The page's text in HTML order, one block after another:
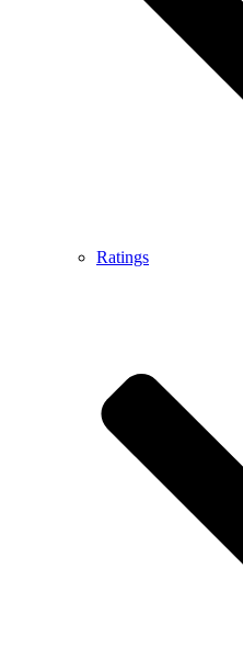
Ratings